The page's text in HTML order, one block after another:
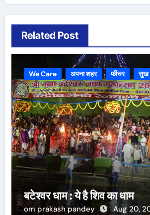
Related Post
We Care अपना शहर फीचर सुख
बटेश्वर धाम : ये है शिव का धाम
om prakash pandey Aug 20,